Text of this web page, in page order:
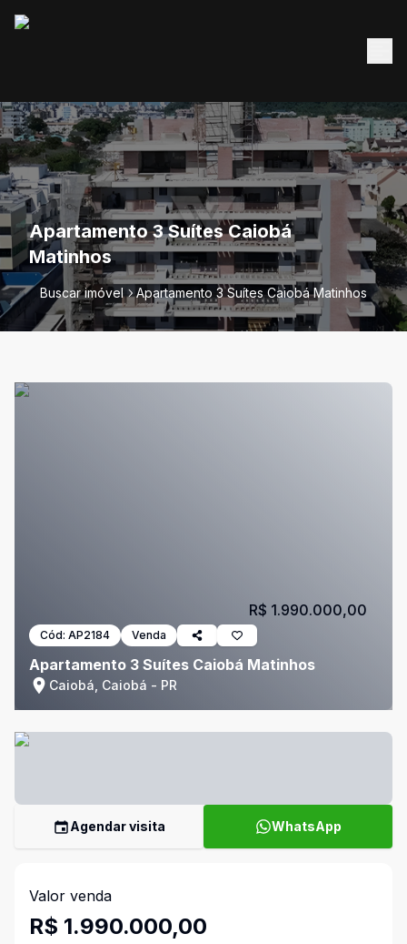
Apartamento 3 Suítes Caiobá
Matinhos
Buscar imóvel Apartamento 3 Suítes Caiobá Matinhos
Cód: AP2184 Venda
Apartamento 3 Suítes Caiobá Matinhos
Caiobá, Caiobá - PR
R$ 1.990.000,00
Agendar visita WhatsApp
Valor venda
R$ 1.990.000,00